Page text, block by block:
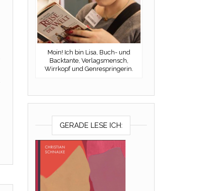
Moin! Ich bin Lisa, Buch- und
Backtante, Verlagsmensch,
Wirrkopf und Genrespringerin.
GERADE LESE ICH: